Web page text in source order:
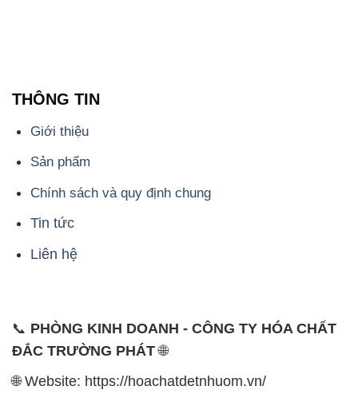
THÔNG TIN
Giới thiệu
Sản phẩm
Chính sách và quy định chung
Tin tức
Liên hệ
📞 PHÒNG KINH DOANH - CÔNG TY HÓA CHẤT
ĐẮC TRƯỜNG PHÁT🌐
🌐 Website: https://hoachatdetnhuom.vn/